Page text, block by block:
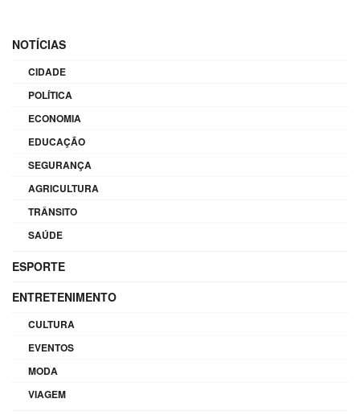
NOTÍCIAS
CIDADE
POLÍTICA
ECONOMIA
EDUCAÇÃO
SEGURANÇA
AGRICULTURA
TRÂNSITO
SAÚDE
ESPORTE
ENTRETENIMENTO
CULTURA
EVENTOS
MODA
VIAGEM